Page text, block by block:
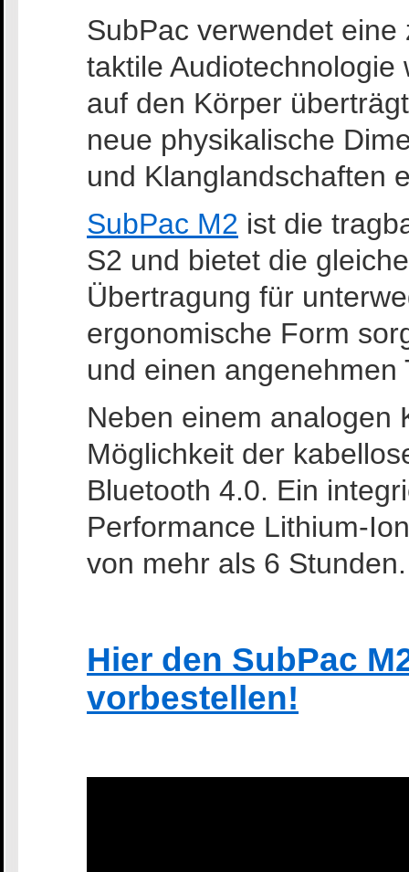
SubPac verwendet
taktile
auf den Körper
neue physikalische
und Klanglandschaften
SubPac M2 ist die
S2 und bietet die
Übertragung für
ergonomische Form
und einen angenehmen
Neben einem analogen
Möglichkeit der
Bluetooth 4.0. Ein
Performance Lithium-
von mehr als 6 Stunden.
Hier den SubPac
vorbestellen!